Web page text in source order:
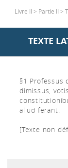
Livre II > Partie II >
TEXTE
§1 Professus
dimissus,
aliud ferant.
[Texte non